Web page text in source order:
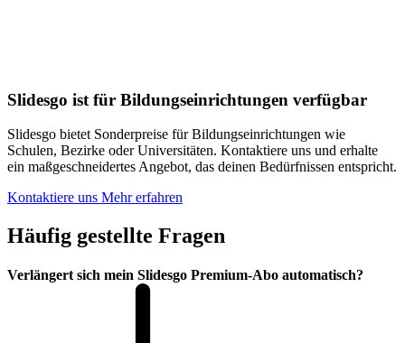
Slidesgo ist für Bildungseinrichtungen verfügbar
Slidesgo bietet Sonderpreise für Bildungseinrichtungen wie
Schulen, Bezirke oder Universitäten. Kontaktiere uns und erhalte
ein maßgeschneidertes Angebot, das deinen Bedürfnissen entspricht.
Kontaktiere uns Mehr erfahren
Häufig gestellte Fragen
Verlängert sich mein Slidesgo Premium-Abo automatisch?